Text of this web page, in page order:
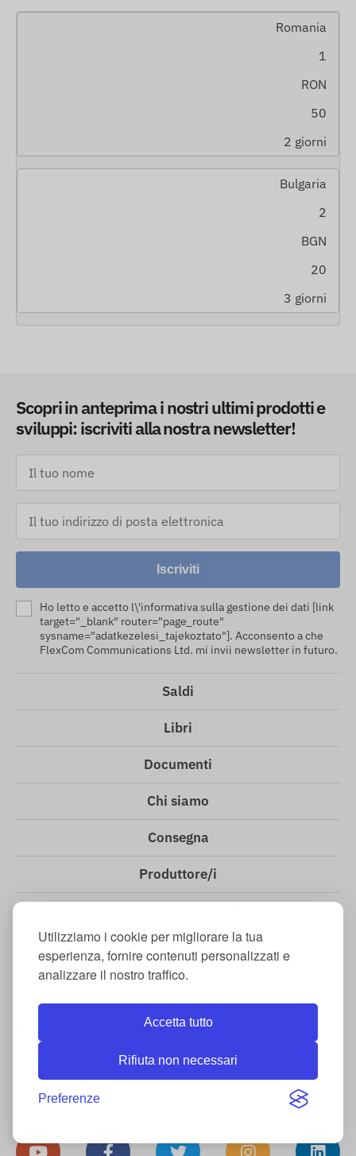
Utilizziamo i cookie per migliorare la tua
esperienza, fornire contenuti personalizzati e
analizzare il nostro traffico.
Accetta tutto
Rifiuta non necessari
Preferenze
Romania
1
RON
50
2 giorni
Bulgaria
2
BGN
20
3 giorni
Scopri in anteprima i nostri ultimi prodotti e
sviluppi: iscriviti alla nostra newsletter!
Iscriviti
Ho letto e accetto l\'informativa sulla gestione dei dati [link
target="_blank" router="page_route"
sysname="adatkezelesi_tajekoztato"]. Acconsento a che
FlexCom Communications Ltd. mi invii newsletter in futuro.
Saldi
Libri
Documenti
Chi siamo
Consegna
Produttore/i
Blog
Contatto
: FlexCom Kommunikációs Kft. |
Sede centrale
Ufficio e
: 2151 Fót, Móricz Zsigmond út 45. |
info@tracking.hu